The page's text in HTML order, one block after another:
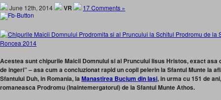
June 12th, 2014 VR 17 Comments »
Acestea sunt chipurile Maicii Domnului si al Pruncului Iisus Hristos, exact asa
de ingeri” – asa cum a concluzionat rapid un copil pelerin la Sfantul Munte la
Sfantului Duh, in Romania, la Manastirea Bucium din Iasi, in urma cu 151 de
romaneasca Prodromu (Inaintemergatorul) de la Sfantul Munte Athos.